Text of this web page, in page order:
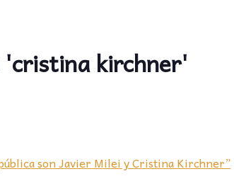
kirchner'